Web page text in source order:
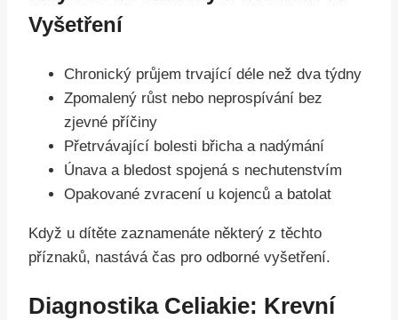
Vyšetření
Chronický průjem trvající déle než dva týdny
Zpomalený růst nebo neprospívání bez
zjevné příčiny
Přetrvávající bolesti břicha a nadýmání
Únava a bledost spojená s nechutenstvím
Opakované zvracení u kojenců a batolat
Když u dítěte zaznamenáte některý z těchto
příznaků, nastává čas pro odborné vyšetření.
Diagnostika Celiakie: Krevní